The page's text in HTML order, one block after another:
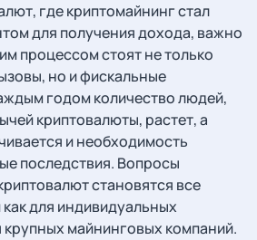
где криптомайнинг стал
для получения дохода, важно
процессом стоят не только
но и фискальные
годом количество людей,
криптовалюты, растет, а
и необходимость
последствия. Вопросы
становятся все
для индивидуальных
крупных майнинговых компаний.